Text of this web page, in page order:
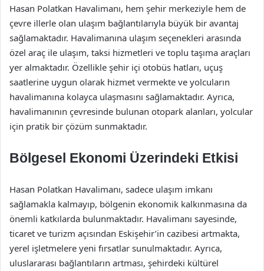
Hasan Polatkan Havalimanı, hem şehir merkeziyle hem de
çevre illerle olan ulaşım bağlantılarıyla büyük bir avantaj
sağlamaktadır. Havalimanına ulaşım seçenekleri arasında
özel araç ile ulaşım, taksi hizmetleri ve toplu taşıma araçları
yer almaktadır. Özellikle şehir içi otobüs hatları, uçuş
saatlerine uygun olarak hizmet vermekte ve yolcuların
havalimanına kolayca ulaşmasını sağlamaktadır. Ayrıca,
havalimanının çevresinde bulunan otopark alanları, yolcular
için pratik bir çözüm sunmaktadır.
Bölgesel Ekonomi Üzerindeki Etkisi
Hasan Polatkan Havalimanı, sadece ulaşım imkanı
sağlamakla kalmayıp, bölgenin ekonomik kalkınmasına da
önemli katkılarda bulunmaktadır. Havalimanı sayesinde,
ticaret ve turizm açısından Eskişehir’in cazibesi artmakta,
yerel işletmelere yeni fırsatlar sunulmaktadır. Ayrıca,
uluslararası bağlantıların artması, şehirdeki kültürel